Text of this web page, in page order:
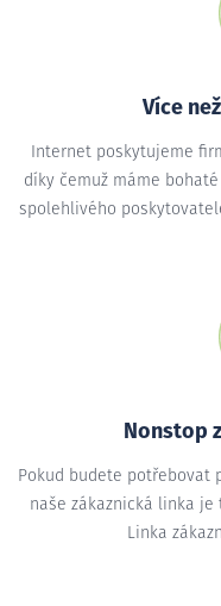
Více
Internet poskytujeme
díky čemuž máme
spolehlivého
Nonstop
Pokud budete potřebovat
naše zákaznická linka je
Linka